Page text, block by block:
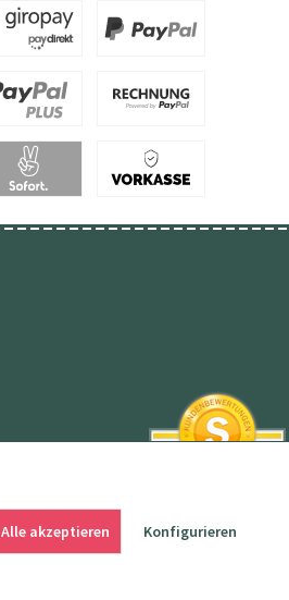
Alle akzeptieren Konfigurieren
aus 145 Bewertungen